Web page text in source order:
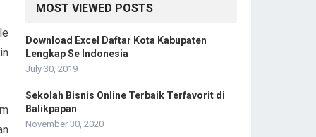
MOST VIEWED POSTS
Download Excel Daftar Kota Kabupaten
Lengkap Se Indonesia
July 30, 2019
Sekolah Bisnis Online Terbaik Terfavorit di
Balikpapan
November 30, 2020